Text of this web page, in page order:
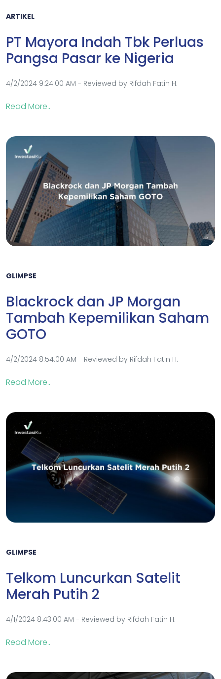
ARTIKEL
PT Mayora Indah Tbk Perluas
Pangsa Pasar ke Nigeria
4/2/2024 9:24:00 AM - Reviewed by Rifdah Fatin H.
Read More..
GLIMPSE
Blackrock dan JP Morgan
Tambah Kepemilikan Saham
GOTO
4/2/2024 8:54:00 AM - Reviewed by Rifdah Fatin H.
Read More..
GLIMPSE
Telkom Luncurkan Satelit
Merah Putih 2
4/1/2024 8:43:00 AM - Reviewed by Rifdah Fatin H.
Read More..